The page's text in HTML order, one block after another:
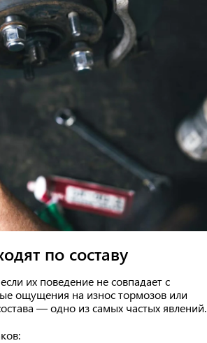
по составу
их поведение не совпадает с
ощущения на износ тормозов или
— одно из самых частых явлений.